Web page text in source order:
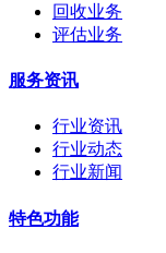
回收业务
评估业务
服务资讯
行业资讯
行业动态
行业新闻
特色功能